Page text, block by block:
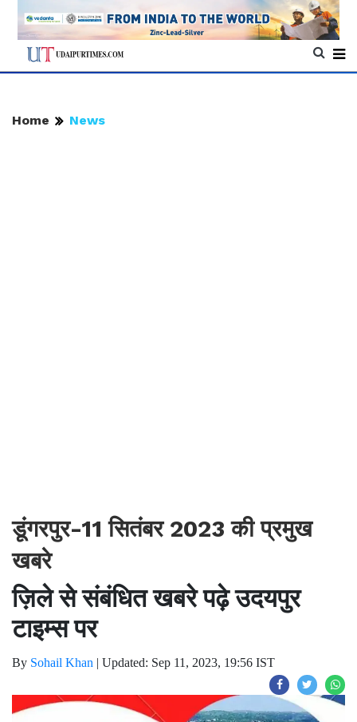
Home News
डूंगरपुर-11 सितंबर 2023 की प्रमुख
खबरे
ज़िले से संबंधित खबरे पढ़े उदयपुर
टाइम्स पर
By Sohail Khan | Updated: Sep 11, 2023, 19:56 IST